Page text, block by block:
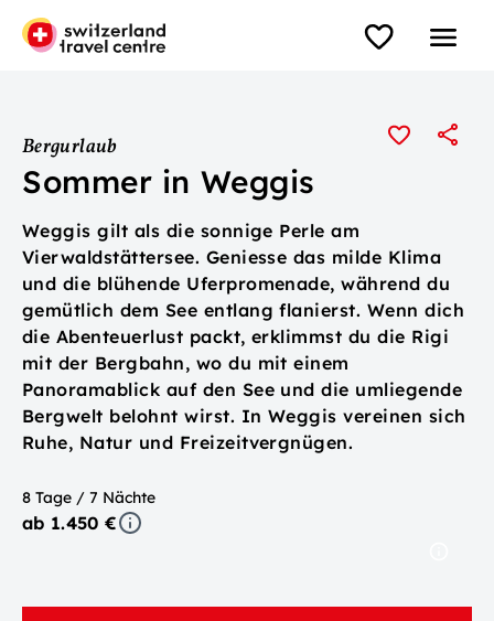
Bergurlaub
Sommer in Weggis
Weggis gilt als die sonnige Perle am
Vierwaldstättersee. Geniesse das milde Klima
und die blühende Uferpromenade, während du
gemütlich dem See entlang flanierst. Wenn dich
die Abenteuerlust packt, erklimmst du die Rigi
mit der Bergbahn, wo du mit einem
Panoramablick auf den See und die umliegende
Bergwelt belohnt wirst. In Weggis vereinen sich
Ruhe, Natur und Freizeitvergnügen.
8 Tage / 7 Nächte
ab 1.450 €